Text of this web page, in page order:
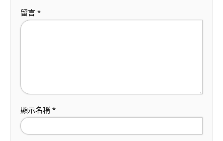
留言 *
顯示名稱 *